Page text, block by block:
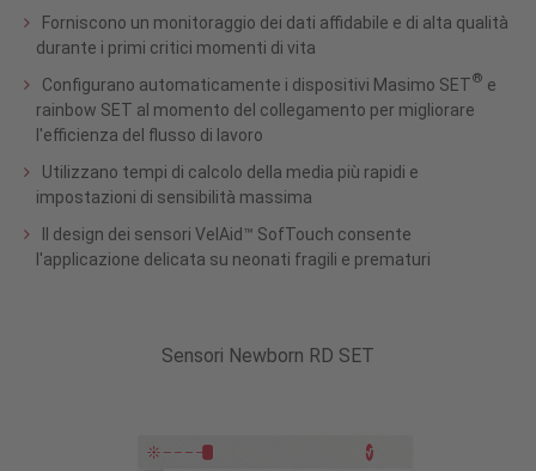
Forniscono un monitoraggio dei dati affidabile e di alta qualità
durante i primi critici momenti di vita
Configurano automaticamente i dispositivi Masimo SET® e
rainbow SET al momento del collegamento per migliorare
l'efficienza del flusso di lavoro
Utilizzano tempi di calcolo della media più rapidi e
impostazioni di sensibilità massima
Il design dei sensori VelAid™ SofTouch consente
l'applicazione delicata su neonati fragili e prematuri
Sensori Newborn RD SET